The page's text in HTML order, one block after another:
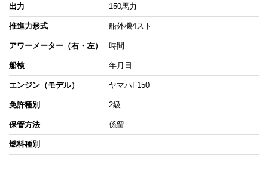
出力 150馬力
推進力形式 船外機4スト
アワーメーター（右・左） 時間
船検 年月日
エンジン（モデル） ヤマハF150
免許種別 2級
保管方法 係留
燃料種別